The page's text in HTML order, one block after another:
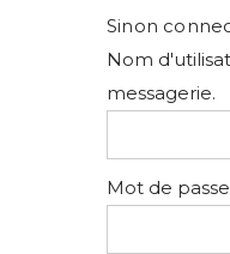
Sinon
Nom
messagerie.
Mot de passe